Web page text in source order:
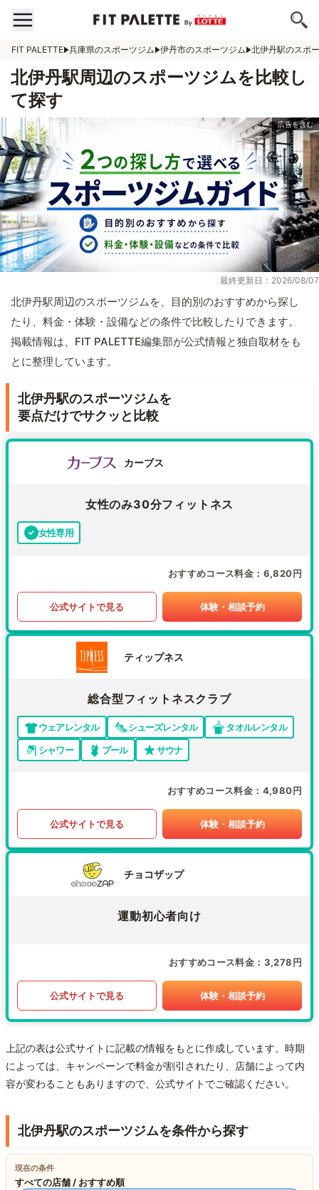
FIT PALETTE 兵庫県のスポーツジム 伊丹市のスポーツジム 北伊丹駅のスポ
北伊丹駅周辺のスポーツジムを比較し
て探す
最終更新日：2026/08/07
北伊丹駅周辺のスポーツジムを、目的別のおすすめから探し
たり、料金・体験・設備などの条件で比較したりできます。
掲載情報は、FIT PALETTE編集部が公式情報と独自取材をも
とに整理しています。
北伊丹駅のスポーツジムを
要点だけでサクッと比較
カーブス
女性のみ30分フィットネス
女性専用
おすすめコース料金 6,820円
公式サイトで見る 体験・相談予約
ティップネス
総合型フィットネスクラブ
ウェアレンタル シューズレンタル
タオルレンタル
シャワー
プール サウナ
おすすめコース料金 4,980円
公式サイトで見る 体験・相談予約
チョコザップ
運動初心者向け
おすすめコース料金 3,278円
公式サイトで見る 体験・相談予約
上記の表は公式サイトに記載の情報をもとに作成しています。時期
によっては、キャンペーンで料金が割引されたり、店舗によって内
容が変わることもありますので、公式サイトでご確認ください。
北伊丹駅のスポーツジムを条件から探す
現在の条件
すべての店舗 / おすすめ順